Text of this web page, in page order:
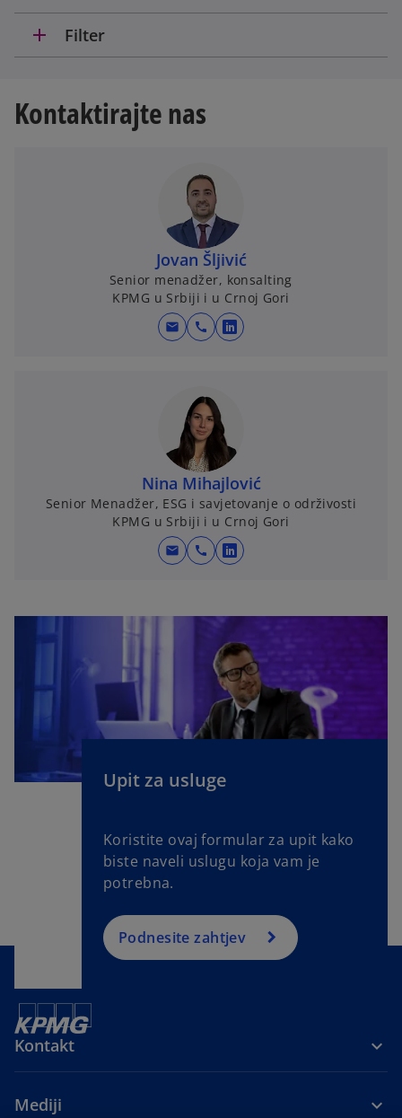
add Filter
Kontaktirajte nas
Jovan Šljivić
Senior menadžer, konsalting
KPMG u Srbiji i u Crnoj Gori
mail call
o
i
n
a
n
e
w
b
Nina Mihajlović
Senior Menadžer, ESG i savjetovanje o održivosti
KPMG u Srbiji i u Crnoj Gori
mail call
o
s
i
n
a
n
b
Upit za usluge
Koristite ovaj formular za upit kako
biste naveli uslugu koja vam je
potrebna.
Podnesite zahtjev
Kontakt
Mediji